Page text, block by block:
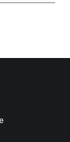
Bräknetrampen